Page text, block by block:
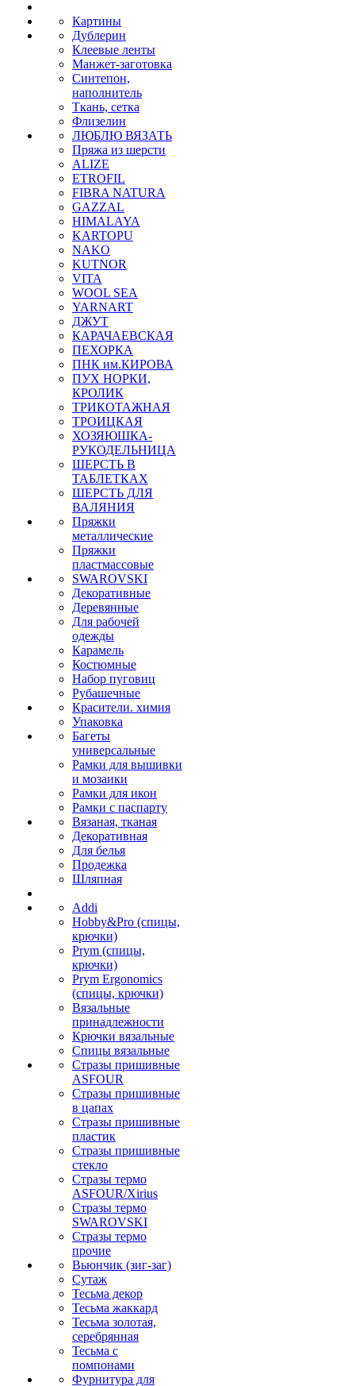
Картины
Дублерин
Клеевые ленты
Манжет-заготовка
Синтепон,
наполнитель
Ткань, сетка
Флизелин
ЛЮБЛЮ ВЯЗАТЬ
Пряжа из шерсти
ALIZE
ETROFIL
FIBRA NATURA
GAZZAL
HIMALAYA
KARTOPU
NAKO
KUTNOR
VITA
WOOL SEA
YARNART
ДЖУТ
КАРАЧАЕВСКАЯ
ПЕХОРКА
ПНК им.КИРОВА
ПУХ НОРКИ,
КРОЛИК
ТРИКОТАЖНАЯ
ТРОИЦКАЯ
ХОЗЯЮШКА-
РУКОДЕЛЬНИЦА
ШЕРСТЬ В
ТАБЛЕТКАХ
ШЕРСТЬ ДЛЯ
ВАЛЯНИЯ
Пряжки
металлические
Пряжки
пластмассовые
SWAROVSKI
Декоративные
Деревянные
Для рабочей
одежды
Карамель
Костюмные
Набор пуговиц
Рубашечные
Красители. химия
Упаковка
Багеты
универсальные
Рамки для вышивки
и мозаики
Рамки для икон
Рамки с паспарту
Вязаная, тканая
Декоративная
Для белья
Продежка
Шляпная
Addi
Hobby&Pro (спицы,
крючки)
Prym (спицы,
крючки)
Prym Ergonomics
(спицы, крючки)
Вязальные
принадлежности
Крючки вязальные
Спицы вязальные
Стразы пришивные
ASFOUR
Стразы пришивные
в цапах
Стразы пришивные
пластик
Стразы пришивные
стекло
Стразы термо
ASFOUR/Xirius
Стразы термо
SWAROVSKI
Стразы термо
прочие
Вьюнчик (зиг-заг)
Сутаж
Тесьма декор
Тесьма жаккард
Тесьма золотая,
серебрянная
Тесьма с
помпонами
Фурнитура для